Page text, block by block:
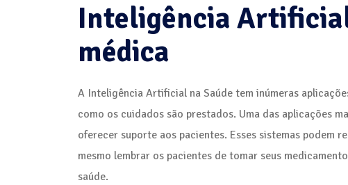
Inteligência
médica
A Inteligência Artificial na Saúde tem inúmeras
como os cuidados são prestados. Uma das aplicações
oferecer suporte aos pacientes. Esses sistemas podem
mesmo lembrar os pacientes de tomar seus
saúde.